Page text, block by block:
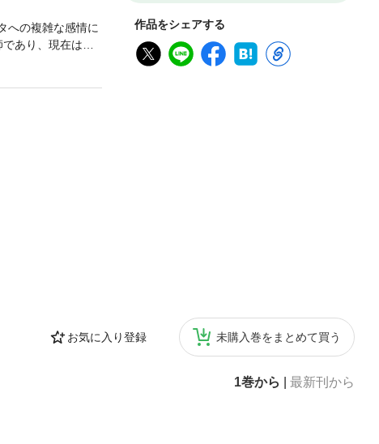
作品をシェアする
お気に入り登録 未購入巻をまとめて買う
1巻から 最新刊から
への複雑な感情に
あり、現在は難
る女の戦いが描
子供使いの失
年にして待望の